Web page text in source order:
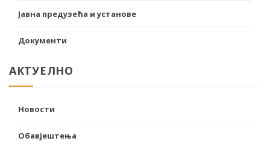
Јавна предузећа и установе
Документи
АКТУЕЛНО
Новости
Обавјештења